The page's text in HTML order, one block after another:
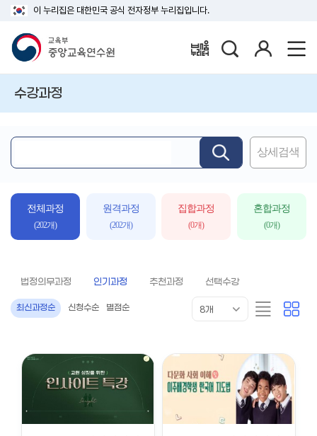
이 누리집은 대한민국 공식 전자정부 누리집입니다.
배움누리터
수강과정
심
상세검색
전체과정
(202개)
원격과정
(202개)
집합과정
(0개)
혼합과정
(0개)
법정의무과정 인기과정 추천과정 선택수강
최신과정순 신청수순 별점순
개
수
8개
리
스
카
드